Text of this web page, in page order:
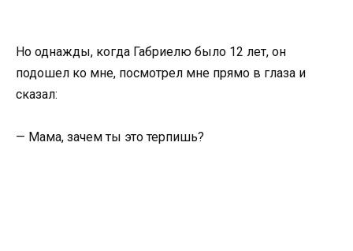
Но однажды, когда Габриелю было 12 лет, он
подошел ко мне, посмотрел мне прямо в глаза и
сказал:
— Мама, зачем ты это терпишь?